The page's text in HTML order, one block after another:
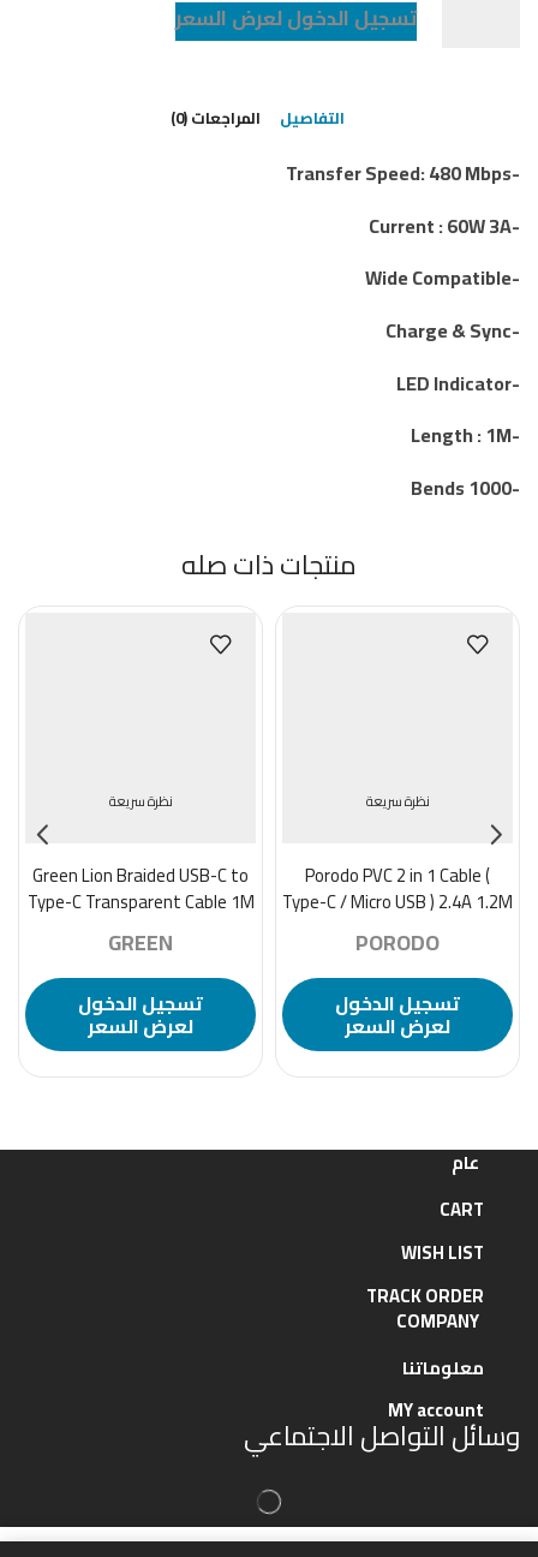
تسجيل الدخول لعرض السعر
التفاصيل المراجعات (0)
-Transfer Speed: 480 Mbps
-Current : 60W 3A
-Wide Compatible
-Charge & Sync
-LED Indicator
-Length : 1M
-1000 Bends
منتجات ذات صله
نظرة سريعة
Porodo PVC 2 in 1 Cable (
Type-C / Micro USB ) 2.4A 1.2M
– Black
PORODO
تسجيل الدخول
لعرض السعر
نظرة سريعة
Green Lion Braided USB-C to
Type-C Transparent Cable 1M
PD 60W – White
GREEN
تسجيل الدخول
لعرض السعر
عام
CART
WISH LIST
TRACK ORDER
COMPANY
معلوماتنا
MY account
وسائل التواصل الاجتماعي
Copyright © 2023Hawateef.Created byEbkar -Technology